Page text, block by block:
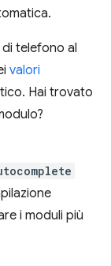
telefono al
valori
Hai trovato
i moduli più